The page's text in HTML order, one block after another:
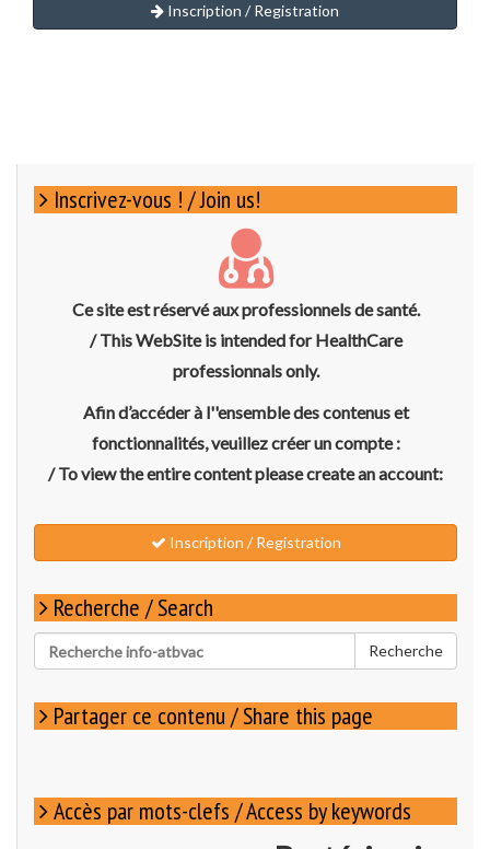
Inscription / Registration
Inscrivez-vous ! / Join us!
Ce site est réservé aux professionnels de santé.
/ This WebSite is intended for HealthCare
professionnals only.
Afin d’accéder à l''ensemble des contenus et
fonctionnalités, veuillez créer un compte :
/ To view the entire content please create an account:
Inscription / Registration
Recherche / Search
Rechercher
pour
Recherche
Partager ce contenu / Share this page
Accès par mots-clefs / Access by keywords